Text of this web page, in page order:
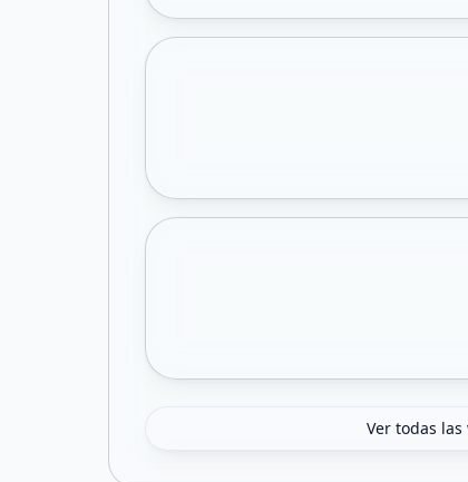
Ver todas